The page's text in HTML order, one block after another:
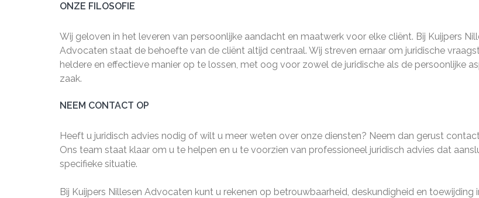
ONZE FILOSOFIE
Wij geloven in het leveren van persoonlijke aandacht en maatwerk voor elke cliënt. Bij Kuijpers
Advocaten staat de behoefte van de cliënt altijd centraal. Wij streven ernaar om juridische
heldere en effectieve manier op te lossen, met oog voor zowel de juridische als de persoonlijke
zaak.
NEEM CONTACT OP
Heeft u juridisch advies nodig of wilt u meer weten over onze diensten? Neem dan gerust
Ons team staat klaar om u te helpen en u te voorzien van professioneel juridisch advies dat
specifieke situatie.
Bij Kuijpers Nillesen Advocaten kunt u rekenen op betrouwbaarheid, deskundigheid en toewijding